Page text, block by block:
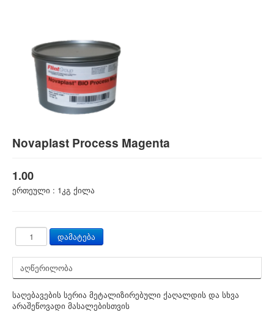
Novaplast Process Magenta
1.00
ერთეული : 1კგ ქილა
აღწერილობა
საღებავების სერია მეტალიზირებული ქაღალდის და სხვა
არაშეწოვადი მასალებისთვის